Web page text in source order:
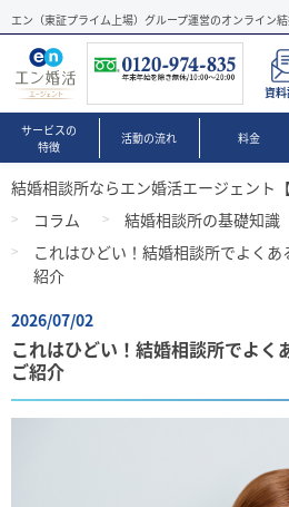
エン（東証プライム上場）グループ運営のオンライン
資
サービスの
特徴
活動の流れ 料金
結婚相談所ならエン婚活エージェント
コラム
結婚相談所の基礎知識
これはひどい！結婚相談所でよく
紹介
2026/07/02
これはひどい！結婚相談所でよく
ご紹介